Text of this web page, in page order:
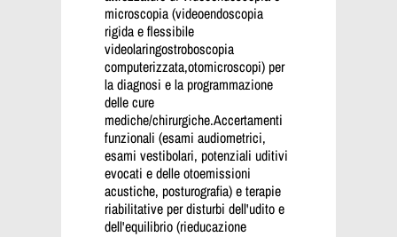
microscopia (videoendoscopia
rigida e flessibile
videolaringostroboscopia
computerizzata,otomicroscopi) per
la diagnosi e la programmazione
delle cure
mediche/chirurgiche.Accertamenti
funzionali (esami audiometrici,
esami vestibolari, potenziali uditivi
evocati e delle otoemissioni
acustiche, posturografia) e terapie
riabilitative per disturbi dell'udito e
dell'equilibrio (rieducazione